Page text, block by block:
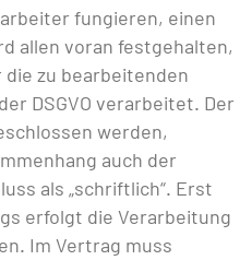
fungieren, einen
allen voran festgehalten,
zu bearbeitenden
DSGVO verarbeitet. Der
werden,
auch der
als „schriftlich“. Erst
erfolgt die Verarbeitung
Im Vertrag muss